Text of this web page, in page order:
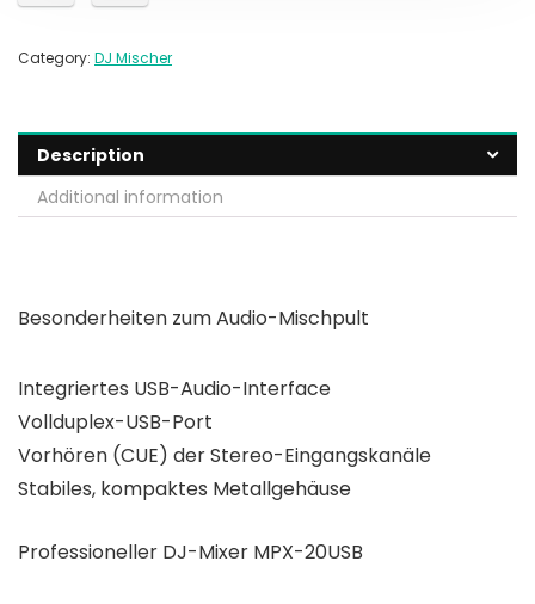
Category: DJ Mischer
Description
Additional information
Besonderheiten zum Audio-Mischpult
Integriertes USB-Audio-Interface
Vollduplex-USB-Port
Vorhören (CUE) der Stereo-Eingangskanäle
Stabiles, kompaktes Metallgehäuse
Professioneller DJ-Mixer MPX-20USB